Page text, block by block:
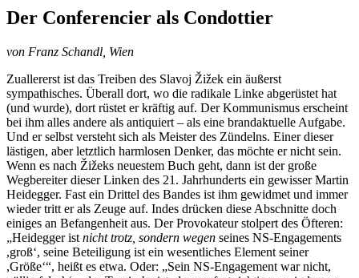
Der Conferencier als Condottier
von Franz Schandl, Wien
Zuallererst ist das Treiben des Slavoj Žižek ein äußerst
sympathisches. Überall dort, wo die radikale Linke abgerüstet hat
(und wurde), dort rüstet er kräftig auf. Der Kommunismus erscheint
bei ihm alles andere als antiquiert – als eine brandaktuelle Aufgabe.
Und er selbst versteht sich als Meister des Zündelns. Einer dieser
lästigen, aber letztlich harmlosen Denker, das möchte er nicht sein.
Wenn es nach Žižeks neuestem Buch geht, dann ist der große
Wegbereiter dieser Linken des 21. Jahrhunderts ein gewisser Martin
Heidegger. Fast ein Drittel des Bandes ist ihm gewidmet und immer
wieder tritt er als Zeuge auf. Indes drücken diese Abschnitte doch
einiges an Befangenheit aus. Der Provokateur stolpert des Öfteren:
„Heidegger ist nicht trotz, sondern wegen seines NS-Engagements
,groß‘, seine Beteiligung ist ein wesentliches Element seiner
,Größe‘“, heißt es etwa. Oder: „Sein NS-Engagement war nicht,